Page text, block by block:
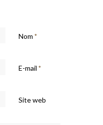
Nom *
E-mail *
Site web